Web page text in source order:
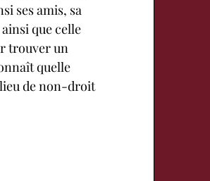
ses amis, sa
que celle
trouver un
quelle
de non-droit